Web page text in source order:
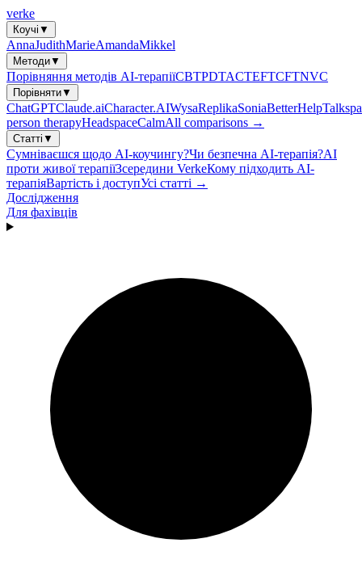
verke
Коучі ▼
AnnaJudithMarieAmandaMikkel
Методи▼
Порівняння методів AI-терапіїCBTPDTACTEFTCFTNVC
Порівняти▼
ChatGPTClaude.aiCharacter.AIWysaReplikaSoniaBetterHelp
person therapyHeadspaceCalmAll comparisons →
Статті ▼
Сумніваєшся щодо AI-коучингу?Чи безпечна AI-терапія?AI
проти живої терапіїЗсередини VerkeКому підходить AI-
терапіяВартість і доступУсі статті →
Дослідження
Для фахівців